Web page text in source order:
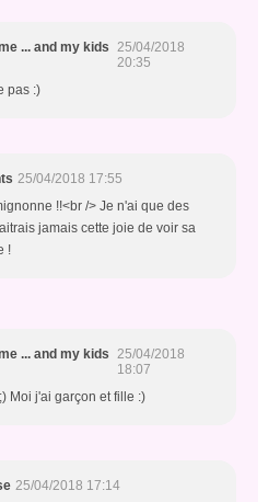
... and my kids 25/04/2018
20:35
pas :)
25/04/2018 17:55
!!<br /> Je n'ai que des
jamais cette joie de voir sa
!
... and my kids 25/04/2018
18:07
Moi j'ai garçon et fille :)
25/04/2018 17:14